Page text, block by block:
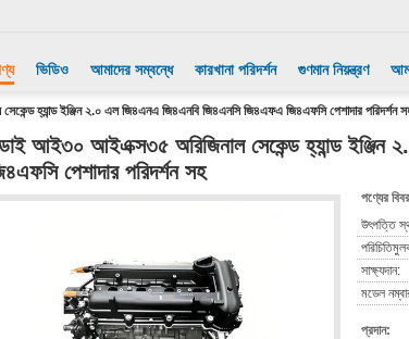
ভিডিও আমাদের সম্বন্ধে কারখানা পরিদর্শন গুণমান নিয়ন্ত্রণ
হ্যান্ড ইঞ্জিন ২.০ এল জি৪এনএ জি৪এনবি জি৪এনসি জি৪এফএ জি৪এফসি পেশাদার পরিদর্শন
আই৩০ আইএক্স৩৫ অরিজিনাল সেকেন্ড হ্যান্ড
পেশাদার পরিদর্শন সহ
পণ্যের
উৎপত্তি
সাক্ষ্যদান:
মডেল
প্রদান: